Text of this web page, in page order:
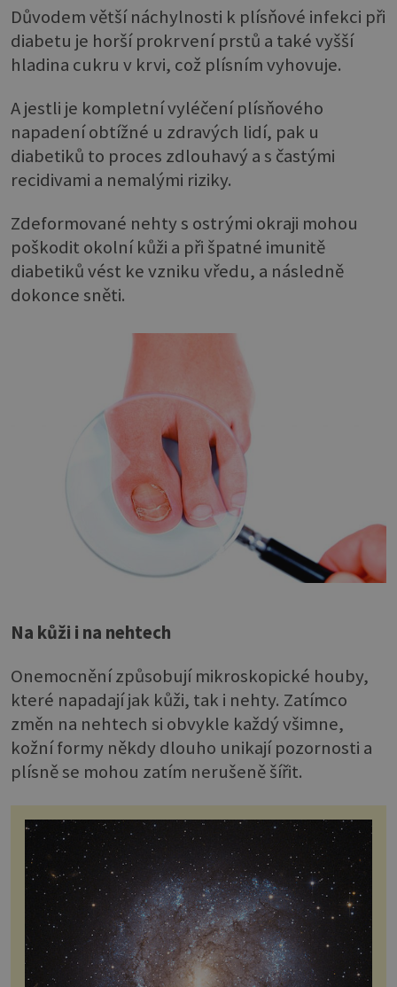
Důvodem větší náchylnosti k plísňové infekci při
diabetu je horší prokrvení prstů a také vyšší
hladina cukru v krvi, což plísním vyhovuje.
A jestli je kompletní vyléčení plísňového
napadení obtížné u zdravých lidí, pak u
diabetiků to proces zdlouhavý a s častými
recidivami a nemalými riziky.
Zdeformované nehty s ostrými okraji mohou
poškodit okolní kůži a při špatné imunitě
diabetiků vést ke vzniku vředu, a následně
dokonce sněti.
Na kůži i na nehtech
Onemocnění způsobují mikroskopické houby,
které napadají jak kůži, tak i nehty. Zatímco
změn na nehtech si obvykle každý všimne,
kožní formy někdy dlouho unikají pozornosti a
plísně se mohou zatím nerušeně šířit.